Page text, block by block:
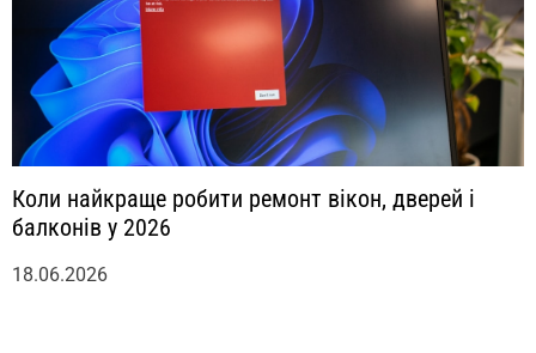
Коли найкраще робити ремонт вікон, дверей і
балконів у 2026
18.06.2026